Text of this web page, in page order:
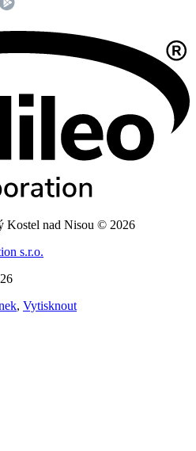
Kostel nad Nisou © 2026
s.r.o.
, Vytisknout